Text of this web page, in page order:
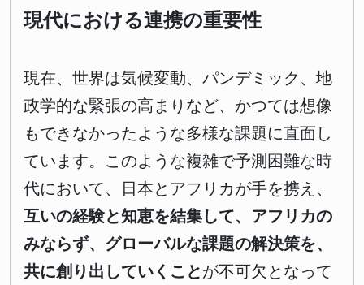
現代における連携の重要性
現在、世界は気候変動、パンデミック、地
政学的な緊張の高まりなど、かつては想像
もできなかったような多様な課題に直面し
ています。このような複雑で予測困難な時
代において、日本とアフリカが手を携え、
互いの経験と知恵を結集して、アフリカの
みならず、グローバルな課題の解決策を、
共に創り出していくことが不可欠となって